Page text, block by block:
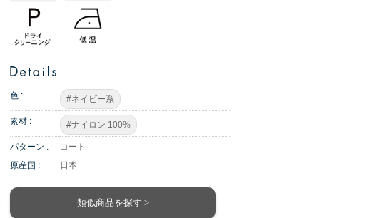
色 : #ネイビー系
素材 : #ナイロン 100%
パターン :
コート
原産国 :
日本
類似商品を探す >